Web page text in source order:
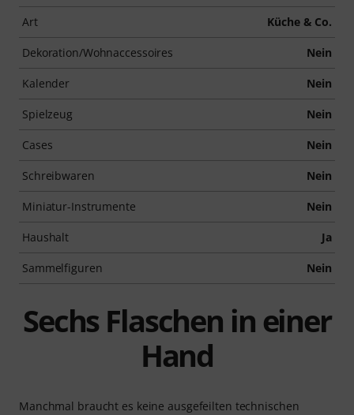
Art Küche & Co.
Dekoration/Wohnaccessoires Nein
Kalender Nein
Spielzeug Nein
Cases Nein
Schreibwaren Nein
Miniatur-Instrumente Nein
Haushalt Ja
Sammelfiguren Nein
Sechs Flaschen in einer
Hand
Manchmal braucht es keine ausgefeilten technischen